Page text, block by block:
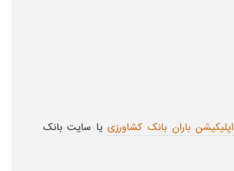
اپلیکیشن باران بانک کشاورزی یا سایت بانک